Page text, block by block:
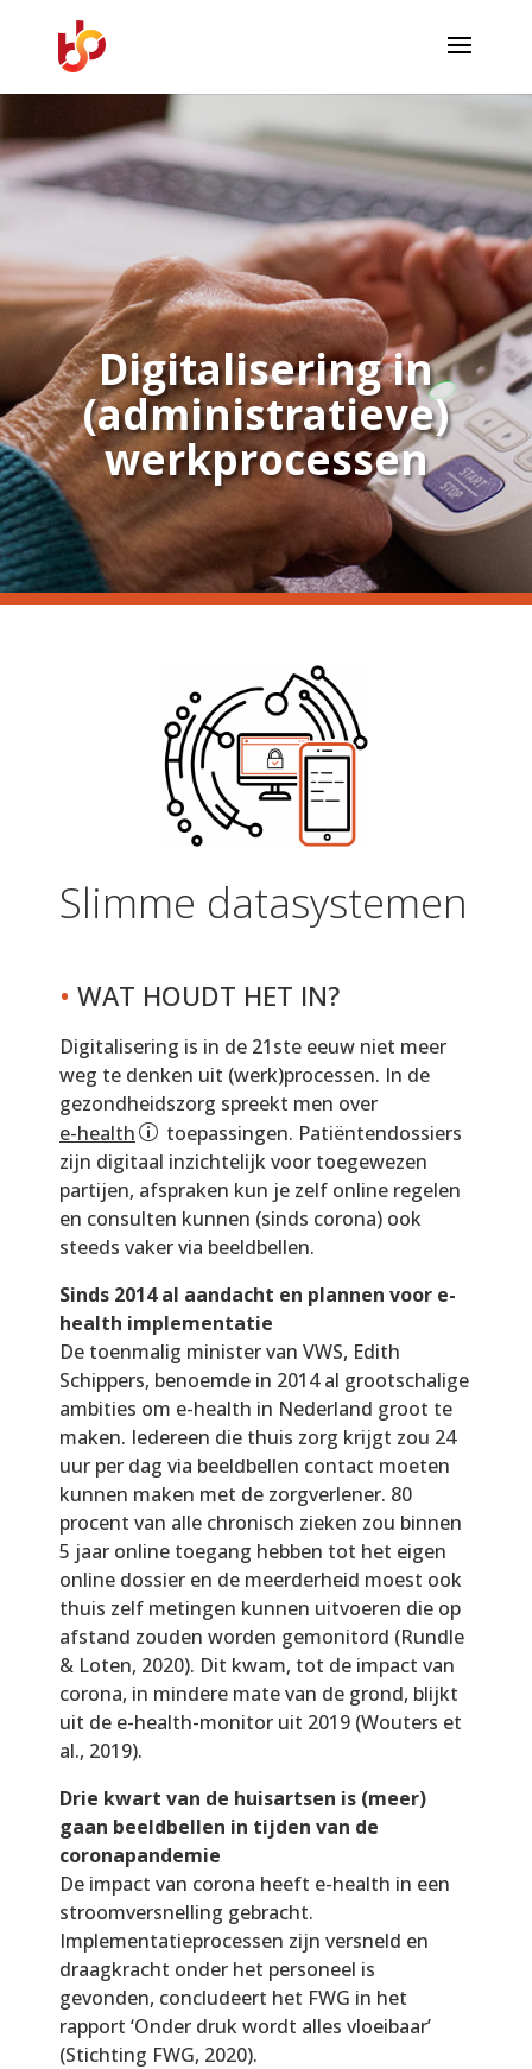
Digitalisering in
(administratieve)
werkprocessen
Slimme datasystemen
• WAT HOUDT HET IN?
Digitalisering is in de 21ste eeuw niet meer
weg te denken uit (werk)processen. In de
gezondheidszorg spreekt men over
e-health
toepassingen. Patiëntendossiers
zijn digitaal inzichtelijk voor toegewezen
partijen, afspraken kun je zelf online regelen
en consulten kunnen (sinds corona) ook
steeds vaker via beeldbellen.
Sinds 2014 al aandacht en plannen voor e-
health implementatie
De toenmalig minister van VWS, Edith
Schippers, benoemde in 2014 al grootschalige
ambities om e-health in Nederland groot te
maken. Iedereen die thuis zorg krijgt zou 24
uur per dag via beeldbellen contact moeten
kunnen maken met de zorgverlener. 80
procent van alle chronisch zieken zou binnen
5 jaar online toegang hebben tot het eigen
online dossier en de meerderheid moest ook
thuis zelf metingen kunnen uitvoeren die op
afstand zouden worden gemonitord (Rundle
& Loten, 2020). Dit kwam, tot de impact van
corona, in mindere mate van de grond, blijkt
uit de e-health-monitor uit 2019 (Wouters et
al., 2019).
Drie kwart van de huisartsen is (meer)
gaan beeldbellen in tijden van de
coronapandemie
De impact van corona heeft e-health in een
stroomversnelling gebracht.
Implementatieprocessen zijn versneld en
draagkracht onder het personeel is
gevonden, concludeert het FWG in het
rapport ‘Onder druk wordt alles vloeibaar’
(Stichting FWG, 2020).